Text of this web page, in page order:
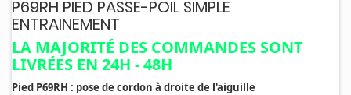
P69RH PIED PASSE-POIL SIMPLE
ENTRAINEMENT
LA MAJORITÉ DES COMMANDES SONT
LIVRÉES EN 24H - 48H
Pied P69RH : pose de cordon à droite de l'aiguille